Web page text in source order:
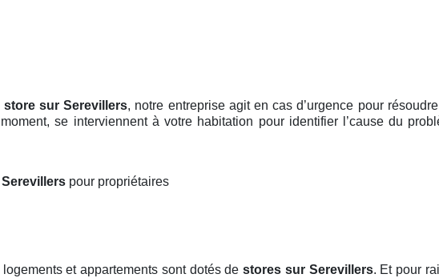
store sur Serevillers, notre entreprise agit en cas d’urgence pour
se interviennent à votre habitation pour identifier l’cause du
pour propriétaires
et appartements sont dotés destores sur Serevillers. Et pour